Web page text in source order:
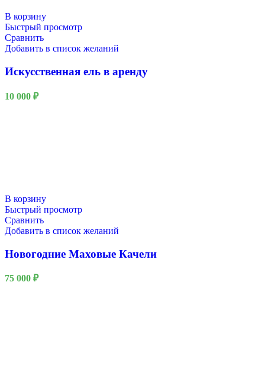
В корзину
Быстрый просмотр
Сравнить
Добавить в список желаний
Искусственная ель в аренду
10 000 ₽
В корзину
Быстрый просмотр
Сравнить
Добавить в список желаний
Новогодние Маховые Качели
75 000 ₽